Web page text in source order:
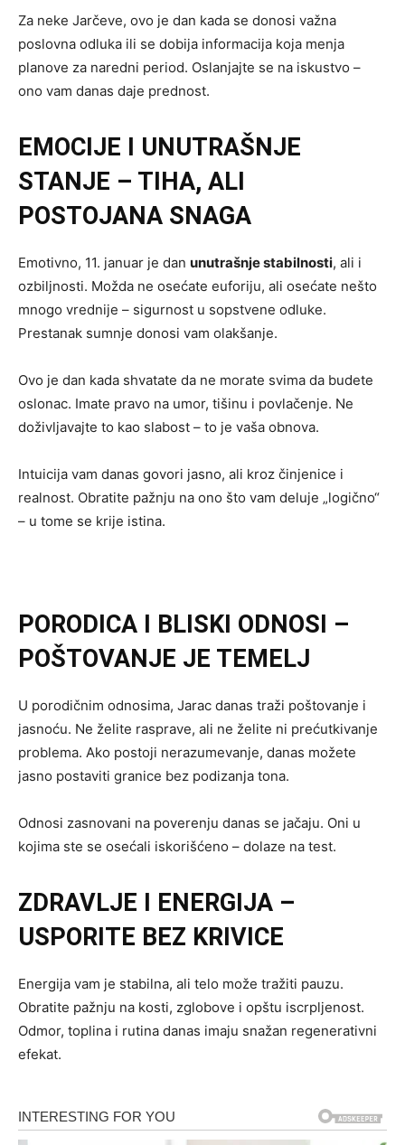
Za neke Jarčeve, ovo je dan kada se donosi važna
poslovna odluka ili se dobija informacija koja menja
planove za naredni period. Oslanjajte se na iskustvo –
ono vam danas daje prednost.
EMOCIJE I UNUTRAŠNJE
STANJE – TIHA, ALI
POSTOJANA SNAGA
Emotivno, 11. januar je dan unutrašnje stabilnosti, ali i
ozbiljnosti. Možda ne osećate euforiju, ali osećate nešto
mnogo vrednije – sigurnost u sopstvene odluke.
Prestanak sumnje donosi vam olakšanje.
Ovo je dan kada shvatate da ne morate svima da budete
oslonac. Imate pravo na umor, tišinu i povlačenje. Ne
doživljavajte to kao slabost – to je vaša obnova.
Intuicija vam danas govori jasno, ali kroz činjenice i
realnost. Obratite pažnju na ono što vam deluje „logično“
– u tome se krije istina.
PORODICA I BLISKI ODNOSI –
POŠTOVANJE JE TEMELJ
U porodičnim odnosima, Jarac danas traži poštovanje i
jasnoću. Ne želite rasprave, ali ne želite ni prećutkivanje
problema. Ako postoji nerazumevanje, danas možete
jasno postaviti granice bez podizanja tona.
Odnosi zasnovani na poverenju danas se jačaju. Oni u
kojima ste se osećali iskorišćeno – dolaze na test.
ZDRAVLJE I ENERGIJA –
USPORITE BEZ KRIVICE
Energija vam je stabilna, ali telo može tražiti pauzu.
Obratite pažnju na kosti, zglobove i opštu iscrpljenost.
Odmor, toplina i rutina danas imaju snažan regenerativni
efekat.